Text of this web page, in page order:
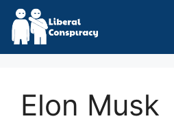
Skip
content
Elon Musk